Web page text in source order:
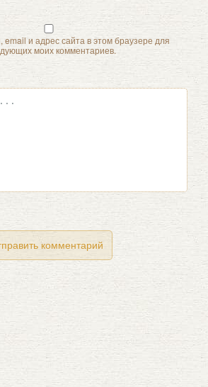
и адрес сайта в этом браузере для
моих комментариев.